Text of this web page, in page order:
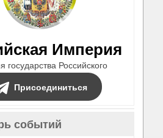
Империя
государства Российского
Присоединиться
событий